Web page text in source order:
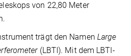
von 22,80 Meter
trägt den Namen Large
(LBTI). Mit dem LBTI-